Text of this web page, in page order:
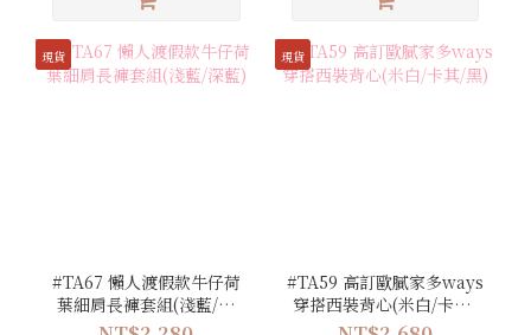
現貨
#TA67 懶人渡假款牛仔荷
葉細肩長褲套組(淺藍/深
藍)
現貨
#TA59 高訂歐膩家多ways
穿搭西裝背心(米白/卡其/
黑)